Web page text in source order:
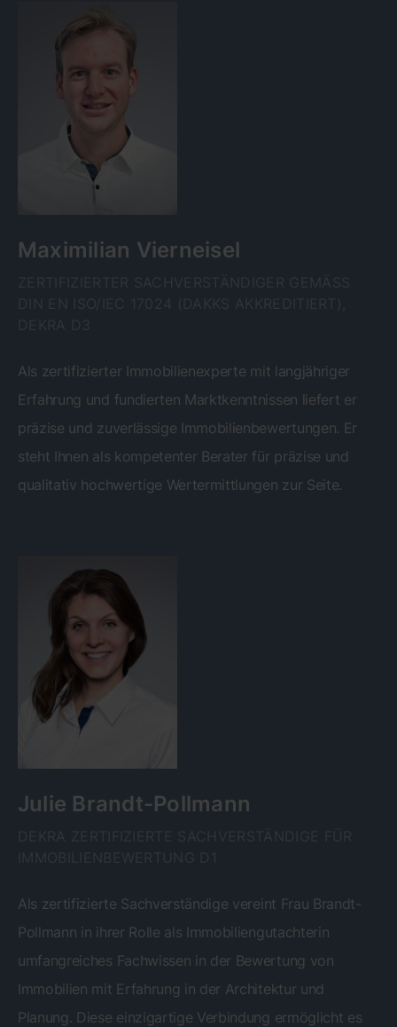
Maximilian Vierneisel
Als zertifizierter Immobilienexperte mit langjähriger
Erfahrung und fundierten Marktkenntnissen liefert er
präzise und zuverlässige Immobilienbewertungen. Er
steht Ihnen als kompetenter Berater für präzise und
qualitativ hochwertige Wertermittlungen zur Seite.
Julie Brandt-Pollmann
Als zertifizierte Sachverständige vereint Frau Brandt-
Pollmann in ihrer Rolle als Immobiliengutachterin
umfangreiches Fachwissen in der Bewertung von
Immobilien mit Erfahrung in der Architektur und
Planung. Diese einzigartige Verbindung ermöglicht es